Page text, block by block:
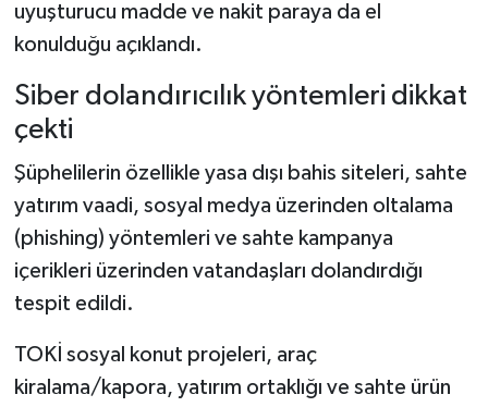
uyuşturucu madde ve nakit paraya da el
konulduğu açıklandı.
Siber dolandırıcılık yöntemleri dikkat
çekti
Şüphelilerin özellikle yasa dışı bahis siteleri, sahte
yatırım vaadi, sosyal medya üzerinden oltalama
(phishing) yöntemleri ve sahte kampanya
içerikleri üzerinden vatandaşları dolandırdığı
tespit edildi.
TOKİ sosyal konut projeleri, araç
kiralama/kapora, yatırım ortaklığı ve sahte ürün